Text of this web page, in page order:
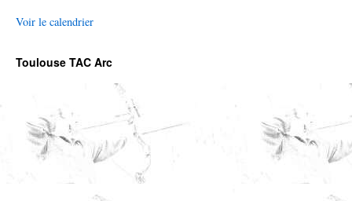
Voir le calendrier
Toulouse TAC Arc